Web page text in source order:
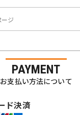
ジ
PAYMENT
お支払い方法について
ド決済